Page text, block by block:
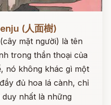
(人面樹)
mặt người) là tên
trong thần thoại của
nó không khác gì một
đủ hoa lá cành, chỉ
nhất là những